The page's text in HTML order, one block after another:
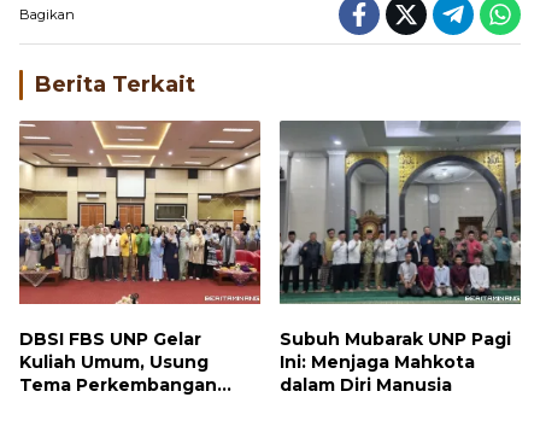
Bagikan
Berita Terkait
DBSI FBS UNP Gelar
Kuliah Umum, Usung
Tema Perkembangan
Subuh Mubarak UNP Pagi
Ini: Menjaga Mahkota
dalam Diri Manusia